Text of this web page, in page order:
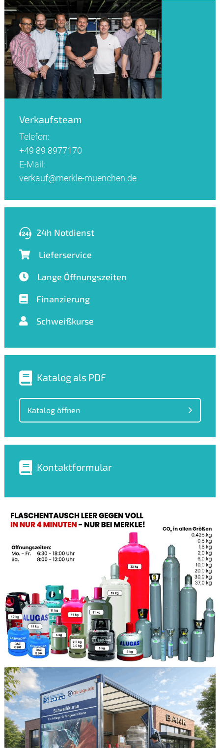
Verkaufsteam
Telefon:
+49 89 8977170
E-Mail:
verkauf@merkle-muenchen.de
24h Notdienst
Lieferservice
Lange Öffnungszeiten
Finanzierung
Schweißkurse
Katalog als PDF
Katalog öffnen
Kontaktformular